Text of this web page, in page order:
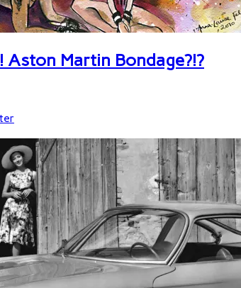
Aston Martin Bondage?!?